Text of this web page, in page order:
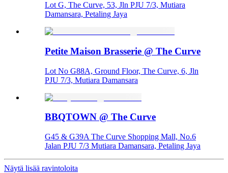
Lot G, The Curve, 53, Jln PJU 7/3, Mutiara
Damansara, Petaling Jaya
Petite Maison Brasserie @ The Curve
Lot No G88A, Ground Floor, The Curve, 6, Jln
PJU 7/3, Mutiara Damansara
BBQTOWN @ The Curve
G45 & G39A The Curve Shopping Mall, No.6
Jalan PJU 7/3 Mutiara Damansara, Petaling Jaya
Näytä lisää ravintoloita